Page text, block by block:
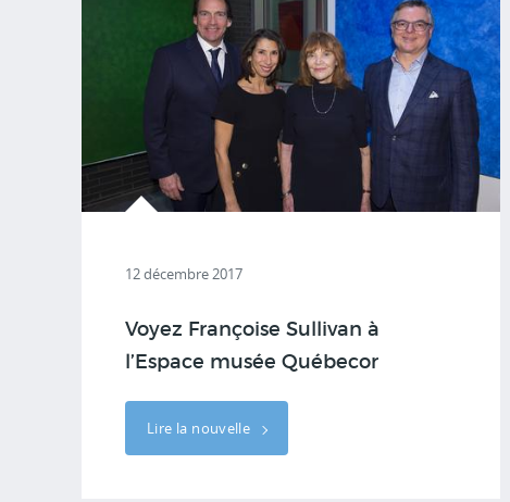
12 décembre 2017
Voyez Françoise Sullivan à
l’Espace musée Québecor
Lire la nouvelle